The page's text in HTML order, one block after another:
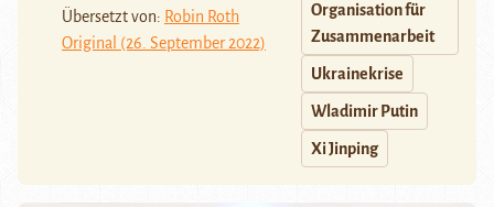
Übersetzt von: Robin Roth
Original (26. September 2022)
Organisation für
Zusammenarbeit
Ukrainekrise
Wladimir Putin
Xi Jinping